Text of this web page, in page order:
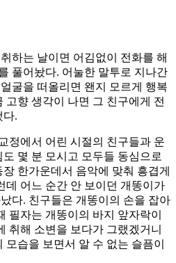
하는 날이면 어김없이 전화를 해
풀어놨다. 어눌한 말투로 지나간
굴을 떠올리면 왠지 모르게 행복
고향 생각이 나면 그 친구에게 전
다.
정에서 어린 시절의 친구들과 운
몇 분 모시고 모두들 동심으로
한가운데서 음악에 맞춰 흥겹게
데 어느 순간 안 보이던 개똥이가
다. 친구들은 개똥이의 손을 잡아
필자는 개똥이의 바지 앞자락이
취해 소변을 보다가 그랬겠거니
습을 보면서 알 수 없는 슬픔이